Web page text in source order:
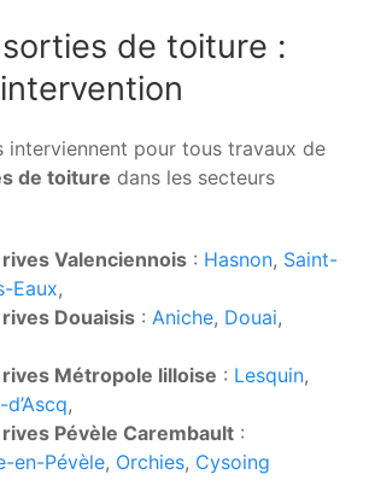
de toiture :
interviennent pour tous travaux de
de toiture dans les secteurs
Valenciennois : Hasnon, Saint-
Eaux,
Douaisis : Aniche, Douai,
Métropole lilloise : Lesquin,
,
Pévèle Carembault :
en-Pévèle, Orchies, Cysoing